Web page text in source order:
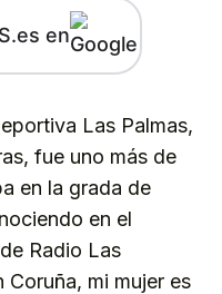
en
Las Palmas,
fue uno más de
en la grada de
en el
Radio Las
Coruña, mi mujer es